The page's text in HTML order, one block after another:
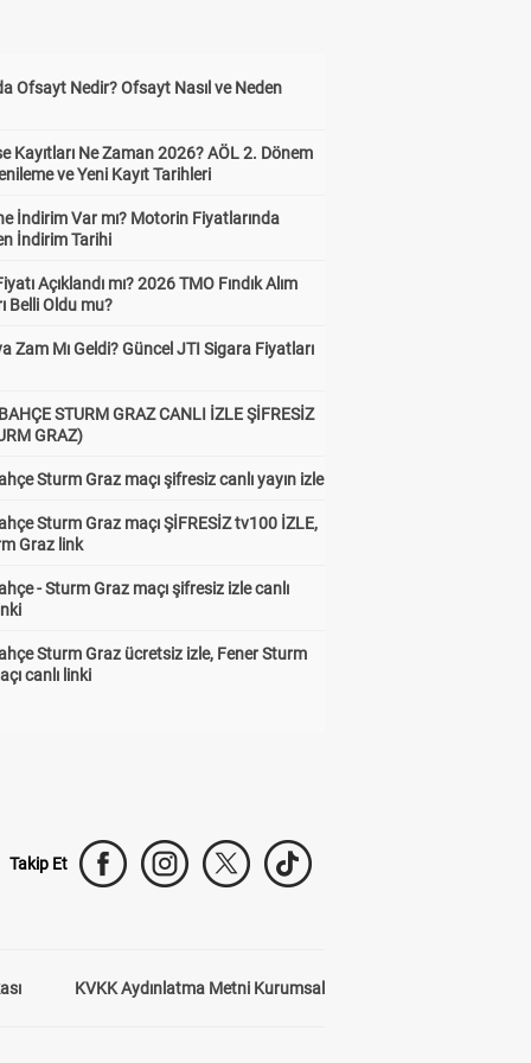
Ofsayt Nedir? Ofsayt Nasıl ve Neden
Kayıtları Ne Zaman 2026? AÖL 2. Dönem
ve Yeni Kayıt Tarihleri
İndirim Var mı? Motorin Fiyatlarında
İndirim Tarihi
Açıklandı mı? 2026 TMO Fındık Alım
Belli Oldu mu?
Zam Mı Geldi? Güncel JTI Sigara Fiyatları
STURM GRAZ CANLI İZLE ŞİFRESİZ
GRAZ)
Sturm Graz maçı şifresiz canlı yayın izle
Sturm Graz maçı ŞİFRESİZ tv100 İZLE,
Graz link
- Sturm Graz maçı şifresiz izle canlı
Sturm Graz ücretsiz izle, Fener Sturm
canlı linki
Takip Et
KVKK Aydınlatma Metni Kurumsal